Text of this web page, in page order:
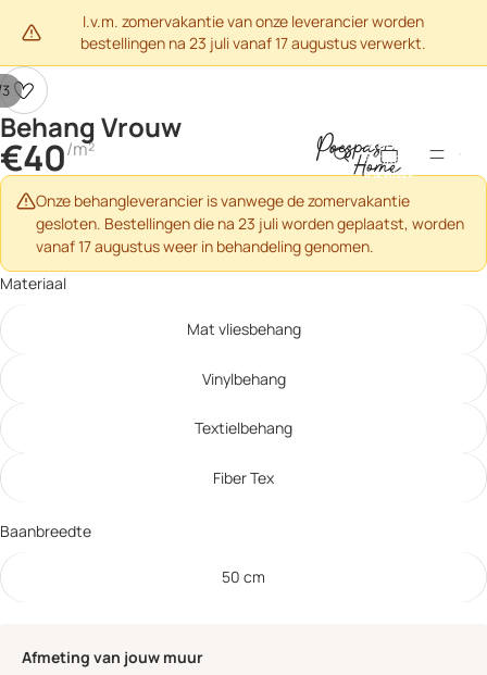
I.v.m. zomervakantie van onze leverancier worden
bestellingen na 23 juli vanaf 17 augustus verwerkt.
Totaal aantal
artikelen in
winkelwagen:
3
Afbeelding
openen
in
volledig
scherm
Afbeelding
openen
in
volledig
scherm
Afbeelding
openen
in
volledig
scherm
Behang Vrouw
€40/m²
Onze behangleverancier is vanwege de zomervakantie
gesloten. Bestellingen die na 23 juli worden geplaatst, worden
vanaf 17 augustus weer in behandeling genomen.
Materiaal
Mat vliesbehang
Vinylbehang
Textielbehang
Fiber Tex
Baanbreedte
50 cm
Afmeting van jouw muur